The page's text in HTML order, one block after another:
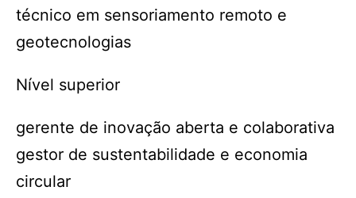
técnico em sensoriamento remoto e
geotecnologias
Nível superior
gerente de inovação aberta e colaborativa
gestor de sustentabilidade e economia
circular